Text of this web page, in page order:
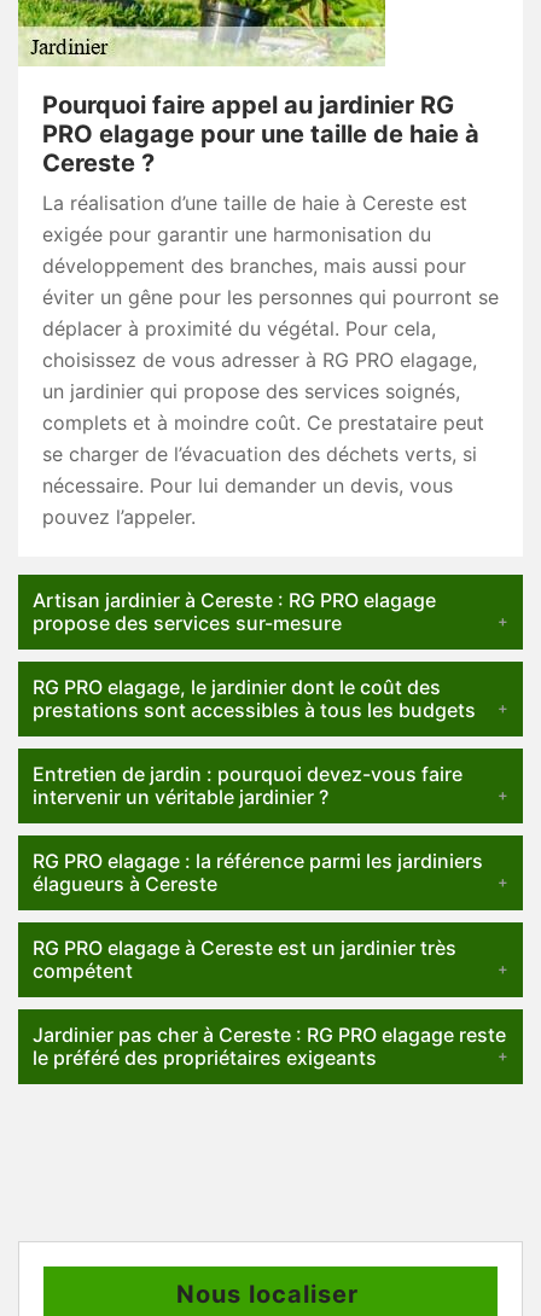
Pourquoi faire appel au jardinier RG
PRO elagage pour une taille de haie à
Cereste ?
La réalisation d’une taille de haie à Cereste est
exigée pour garantir une harmonisation du
développement des branches, mais aussi pour
éviter un gêne pour les personnes qui pourront se
déplacer à proximité du végétal. Pour cela,
choisissez de vous adresser à RG PRO elagage,
un jardinier qui propose des services soignés,
complets et à moindre coût. Ce prestataire peut
se charger de l’évacuation des déchets verts, si
nécessaire. Pour lui demander un devis, vous
pouvez l’appeler.
Artisan jardinier à Cereste : RG PRO elagage
propose des services sur-mesure
RG PRO elagage, le jardinier dont le coût des
prestations sont accessibles à tous les budgets
Entretien de jardin : pourquoi devez-vous faire
intervenir un véritable jardinier ?
RG PRO elagage : la référence parmi les jardiniers
élagueurs à Cereste
RG PRO elagage à Cereste est un jardinier très
compétent
Jardinier pas cher à Cereste : RG PRO elagage reste
le préféré des propriétaires exigeants
Nous localiser